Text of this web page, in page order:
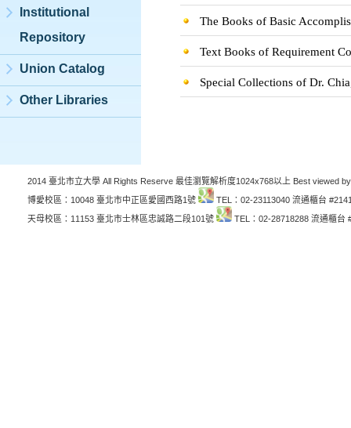
Institutional
Repository
Union Catalog
Other Libraries
The Books of Basic
Text Books of Requirement
Special Collections of Dr.
2014 臺北市立大學 All Rights Reserve 最佳瀏覽解析度1024x768以上 Best viewed
博愛校區：10048 臺北市中正區愛國西路1號
TEL：02-23113040 流通櫃台
天母校區：11153 臺北市士林區忠誠路二段101號
TEL：02-28718288 流通櫃台